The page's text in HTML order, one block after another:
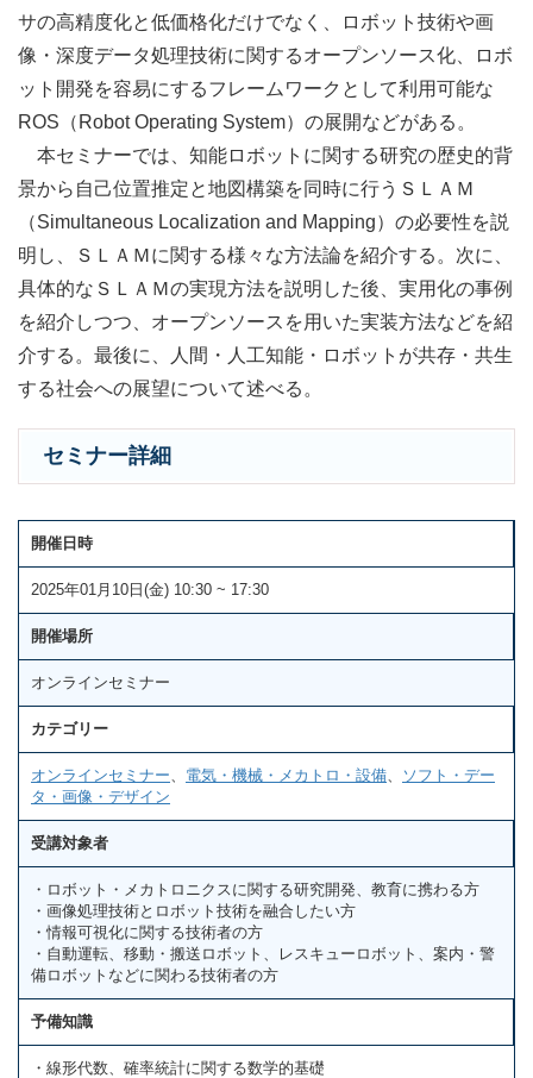
サの高精度化と低価格化だけでなく、ロボット技術や画
像・深度データ処理技術に関するオープンソース化、ロボ
ット開発を容易にするフレームワークとして利用可能な
ROS（Robot Operating System）の展開などがある。
本セミナーでは、知能ロボットに関する研究の歴史的背
景から自己位置推定と地図構築を同時に行うＳＬＡＭ
（Simultaneous Localization and Mapping）の必要性を説
明し、ＳＬＡＭに関する様々な方法論を紹介する。次に、
具体的なＳＬＡＭの実現方法を説明した後、実用化の事例
を紹介しつつ、オープンソースを用いた実装方法などを紹
介する。最後に、人間・人工知能・ロボットが共存・共生
する社会への展望について述べる。
セミナー詳細
開催日時
2025年01月10日(金) 10:30 ~ 17:30
開催場所
オンラインセミナー
カテゴリー
オンラインセミナー 電気・機械・メカトロ・設備
ソフト・デー
タ・画像・デザイン
受講対象者
・ロボット・メカトロニクスに関する研究開発、教育に携わる方
・画像処理技術とロボット技術を融合したい方
・情報可視化に関する技術者の方
・自動運転、移動・搬送ロボット、レスキューロボット、案内・警
備ロボットなどに関わる技術者の方
予備知識
・線形代数、確率統計に関する数学的基礎